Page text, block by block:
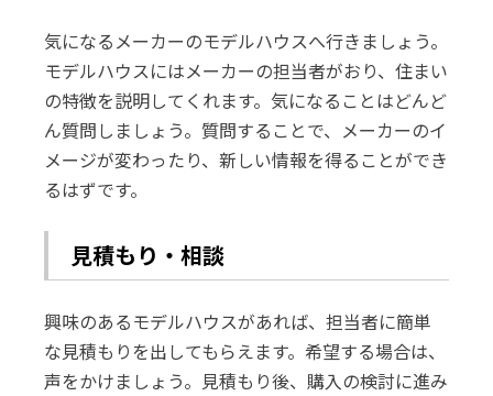
気になるメーカーのモデルハウスへ行きましょう。
モデルハウスにはメーカーの担当者がおり、住まい
の特徴を説明してくれます。気になることはどんど
ん質問しましょう。質問することで、メーカーのイ
メージが変わったり、新しい情報を得ることができ
るはずです。
見積もり・相談
興味のあるモデルハウスがあれば、担当者に簡単
な見積もりを出してもらえます。希望する場合は、
声をかけましょう。見積もり後、購入の検討に進み